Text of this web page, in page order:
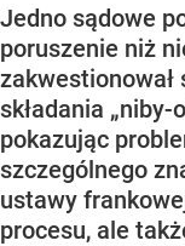
Jedno sądowe
poruszenie niż
składania
pokazując
szczególnego
ustawy
procesu, ale